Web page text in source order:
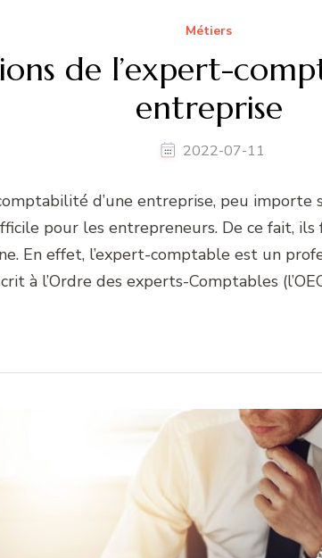
Métiers
de l’expert-
entreprise
2022-07-11
d’une entreprise, peu importe
pour les entrepreneurs. De ce fait,
En effet, l’expert-comptable est un
à l’Ordre des experts-Comptables